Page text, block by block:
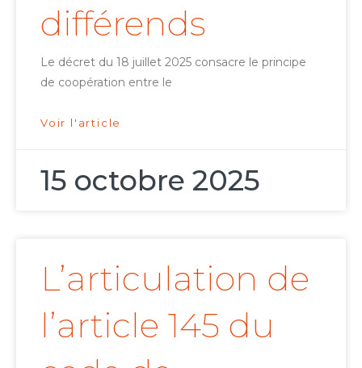
différends
Le décret du 18 juillet 2025 consacre le principe
de coopération entre le
Voir l'article
15 octobre 2025
L’articulation de
l’article 145 du